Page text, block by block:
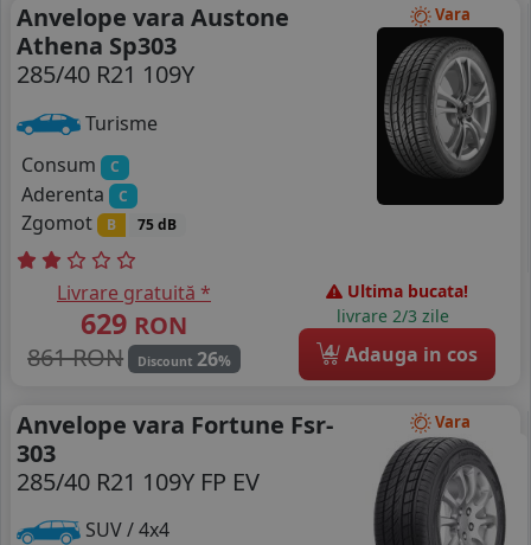
Vara
Anvelope vara Austone
Athena Sp303
285/40 R21 109Y
Turisme
Consum
C
Aderenta C
Zgomot B 75 dB
Livrare gratuită *
629 RON
861 RON
Discount 26%
Ultima bucata!
livrare 2/3 zile
4 Adauga in cos
Vara
Anvelope vara Fortune Fsr-
303
285/40 R21 109Y FP EV
SUV / 4x4